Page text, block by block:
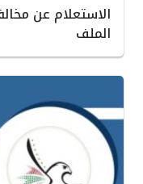
الاستعلام عن
الملف